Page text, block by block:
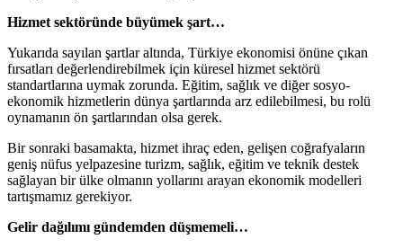
Hizmet sektöründe büyümek şart…
Yukarıda sayılan şartlar altında, Türkiye ekonomisi önüne çıkan
fırsatları değerlendirebilmek için küresel hizmet sektörü
standartlarına uymak zorunda. Eğitim, sağlık ve diğer sosyo-
ekonomik hizmetlerin dünya şartlarında arz edilebilmesi, bu rolü
oynamanın ön şartlarından olsa gerek.
Bir sonraki basamakta, hizmet ihraç eden, gelişen coğrafyaların
geniş nüfus yelpazesine turizm, sağlık, eğitim ve teknik destek
sağlayan bir ülke olmanın yollarını arayan ekonomik modelleri
tartışmamız gerekiyor.
Gelir dağılımı gündemden düşmemeli…